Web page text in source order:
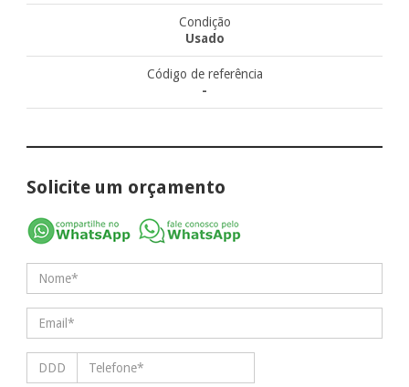
Condição
Usado
Código de referência
-
Solicite um orçamento